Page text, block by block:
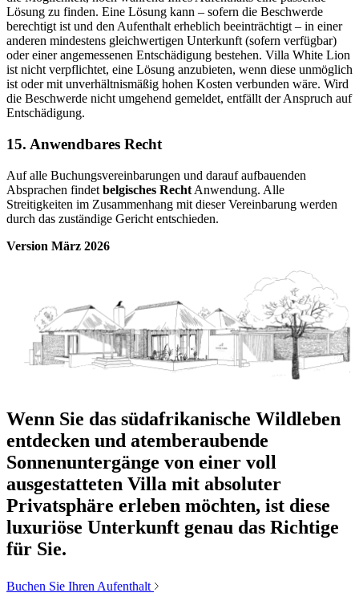
Lösung zu finden. Eine Lösung kann – sofern die Beschwerde
berechtigt ist und den Aufenthalt erheblich beeinträchtigt – in einer
anderen mindestens gleichwertigen Unterkunft (sofern verfügbar)
oder einer angemessenen Entschädigung bestehen. Villa White Lion
ist nicht verpflichtet, eine Lösung anzubieten, wenn diese unmöglich
ist oder mit unverhältnismäßig hohen Kosten verbunden wäre. Wird
die Beschwerde nicht umgehend gemeldet, entfällt der Anspruch auf
Entschädigung.
15. Anwendbares Recht
Auf alle Buchungsvereinbarungen und darauf aufbauenden
Absprachen findet belgisches Recht Anwendung. Alle
Streitigkeiten im Zusammenhang mit dieser Vereinbarung werden
durch das zuständige Gericht entschieden.
Version März 2026
Wenn Sie das südafrikanische Wildleben
entdecken und atemberaubende
Sonnenuntergänge von einer voll
ausgestatteten Villa mit absoluter
Privatsphäre erleben möchten, ist diese
luxuriöse Unterkunft genau das Richtige
für Sie.
Buchen Sie Ihren Aufenthalt